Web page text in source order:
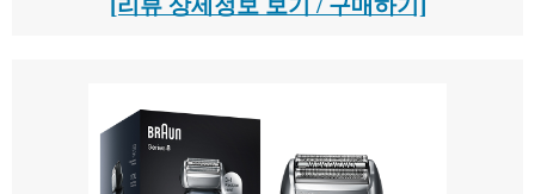
[리뷰 상세정보 보기 / 구매하기]